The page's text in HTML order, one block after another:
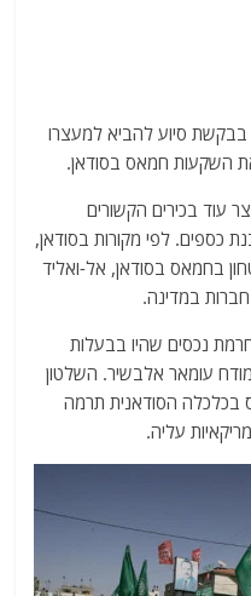
סיוע להביא למעצרו
השקעות חמאס בסודאן.
עוד בכירים הקשורים
כספים. לפי מקורות בסודאן,
בחמאס בסודאן, אל-ואליד
במדינה.
נכסים שהיו בבעלות
עומאר אלבשיר. השלטון
בכלכלה הסודאנית תרמה
עליה.